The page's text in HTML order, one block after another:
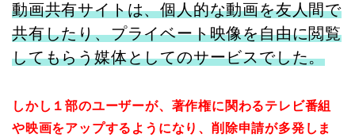
動画共有サイトは、個人的な動画を友人間で
共有したり、プライベート映像を自由に閲覧
してもらう媒体としてのサービスでした。
しかし１部のユーザーが、著作権に関わるテレビ番組
や映画をアップするようになり、削除申請が多発しま